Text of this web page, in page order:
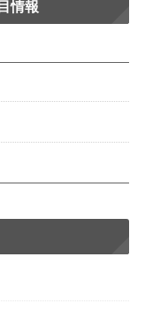
情報